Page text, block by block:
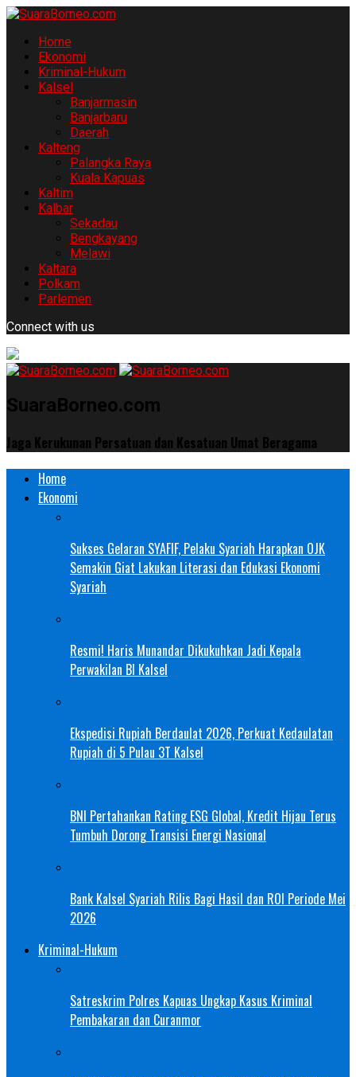
Home
Ekonomi
Kriminal-Hukum
Kalsel
Banjarmasin
Banjarbaru
Daerah
Kalteng
Palangka Raya
Kuala Kapuas
Kaltim
Kalbar
Sekadau
Bengkayang
Melawi
Kaltara
Polkam
Parlemen
Connect with us
SuaraBorneo.com
Jaga Kerukunan Persatuan dan Kesatuan Umat Beragama
Home
Ekonomi
Sukses Gelaran SYAFIF, Pelaku Syariah Harapkan OJK
Semakin Giat Lakukan Literasi dan Edukasi Ekonomi
Syariah
Resmi! Haris Munandar Dikukuhkan Jadi Kepala
Perwakilan BI Kalsel
Ekspedisi Rupiah Berdaulat 2026, Perkuat Kedaulatan
Rupiah di 5 Pulau 3T Kalsel
BNI Pertahankan Rating ESG Global, Kredit Hijau Terus
Tumbuh Dorong Transisi Energi Nasional
Bank Kalsel Syariah Rilis Bagi Hasil dan ROI Periode Mei
2026
Kriminal-Hukum
Satreskrim Polres Kapuas Ungkap Kasus Kriminal
Pembakaran dan Curanmor